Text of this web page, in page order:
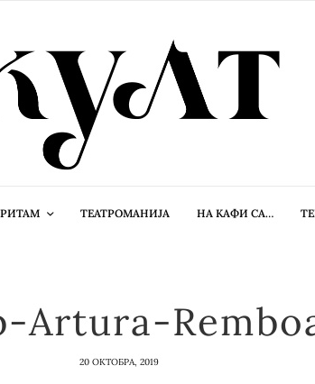
РИТАМ ТЕАТРОМАНИЈА НА КАФИ СА…
Artura-
20 ОКТОБРА, 2019